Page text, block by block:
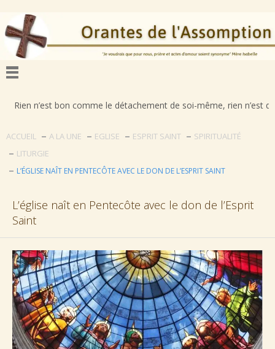
bon comme le détachement de soi-même, rien n’est
ACCUEIL A LA UNE EGLISE ESPRIT SAINT
SPIRITUALITÉ
LITURGIE
L’ÉGLISE NAÎT EN PENTECÔTE AVEC LE DON DE L’ESPRIT SAINT
L’église naît en Pentecôte avec le don de l’Esprit
Saint